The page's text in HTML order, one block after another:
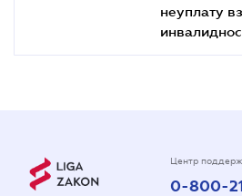
неуплату
Центр
0-800-